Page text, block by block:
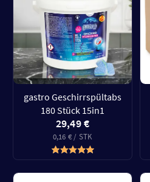
gastro Geschirrspültabs
180 Stück 15in1
29,49 €
0,16 € / STK